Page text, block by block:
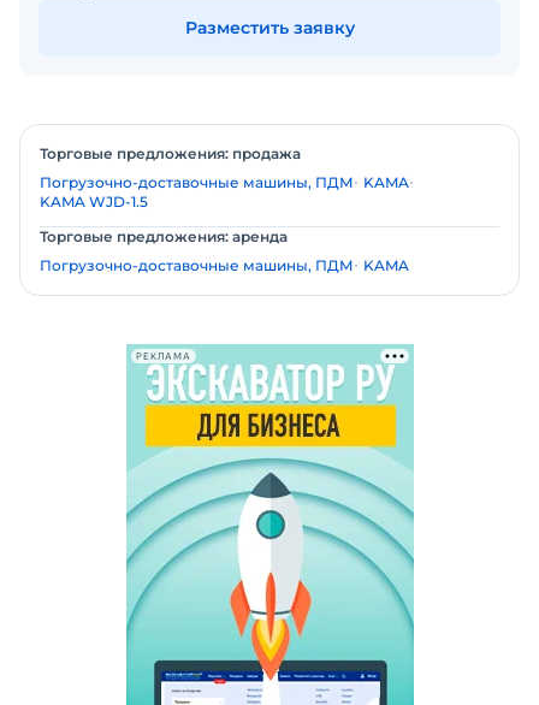
Разместить заявку
Торговые предложения: продажа
Погрузочно-доставочные машины, ПДМ
KAMA
KAMA WJD-1.5
Торговые предложения: аренда
Погрузочно-доставочные машины, ПДМ
KAMA
РЕКЛАМА